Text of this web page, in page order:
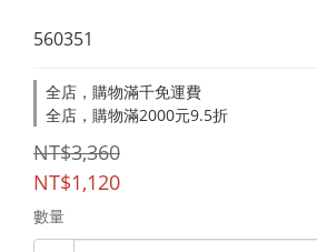
560351
全店，購物滿千免運費
全店，購物滿2000元9.5折
NT$3,360
NT$1,120
數量